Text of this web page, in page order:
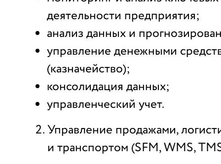
деятельности предприятия;
анализ данных и
управление денежными
(казначейство);
консолидация данных;
управленческий учет.
Управление продажами,
и транспортом (SFM, WMS,